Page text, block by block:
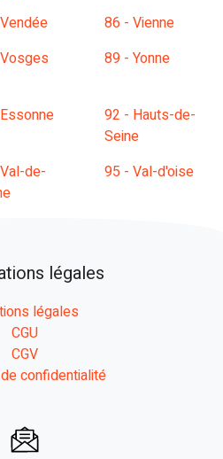
86 - Vienne
89 - Yonne
92 - Hauts-de-
Seine
de-
95 - Val-d'oise
légales
légales
CGU
CGV
confidentialité